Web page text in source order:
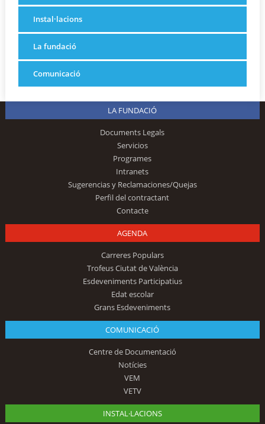
Instal·lacions
La fundació
Comunicació
LA FUNDACIÓ
Documents Legals
Servicios
Programes
Intranets
Sugerencias y Reclamaciones/Quejas
Perfil del contractant
Contacte
AGENDA
Carreres Populars
Trofeus Ciutat de València
Esdeveniments Participatius
Edat escolar
Grans Esdeveniments
COMUNICACIÓ
Centre de Documentació
Notícies
VEM
VETV
INSTAL·LACIONS